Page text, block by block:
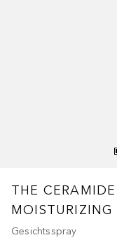
THE
MOISTURIZING
Gesichtsspray